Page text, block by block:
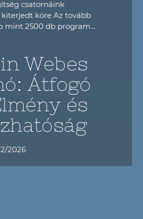
csatornáink
köre Az tovább
mint 2500 db program…
Webes
Átfogó
és
2026